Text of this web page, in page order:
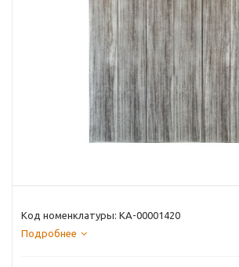
Код номенклатуры: КА-00001420
Подробнее